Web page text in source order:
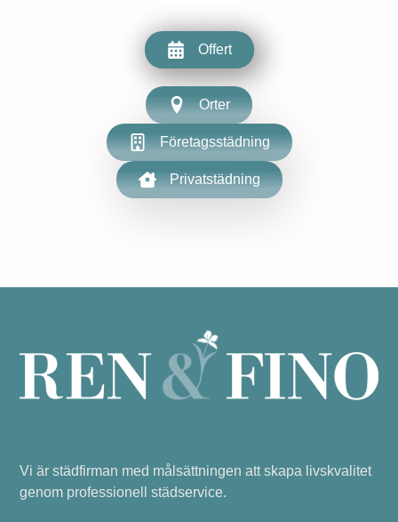
Offert
Orter
Företagsstädning
Privatstädning
Vi är städfirman med målsättningen att skapa livskvalitet
genom professionell städservice.